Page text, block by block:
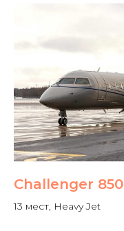
Challenger 850
13 мест, Heavy Jet